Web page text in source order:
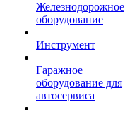
Железнодорожное
оборудование
Инструмент
Гаражное
оборудование для
автосервиса